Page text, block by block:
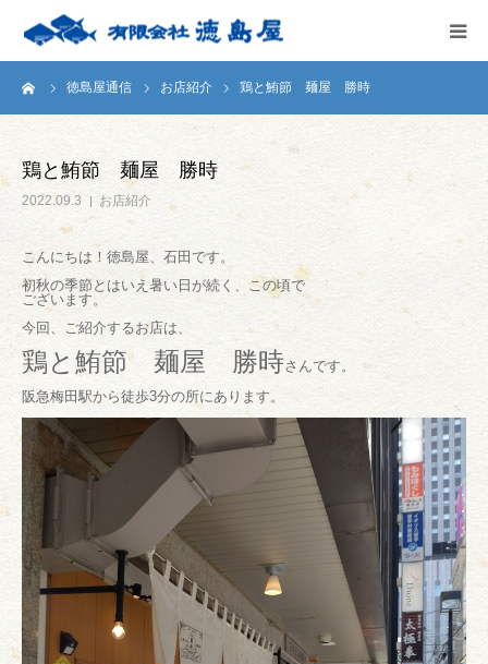
徳島屋通信 お店紹介 鶏と鮪節 麺屋 勝時
鶏と鮪節 麺屋 勝時
2022.09.3 お店紹介
こんにちは！徳島屋、石田です。
初秋の季節とはいえ暑い日が続く、この頃で
ございます。
今回、ご紹介するお店は、
鶏と鮪節 麺屋 勝時さんです。
阪急梅田駅から徒歩3分の所にあります。
HOME
テストキッチン
商品案内
お問い合わせ